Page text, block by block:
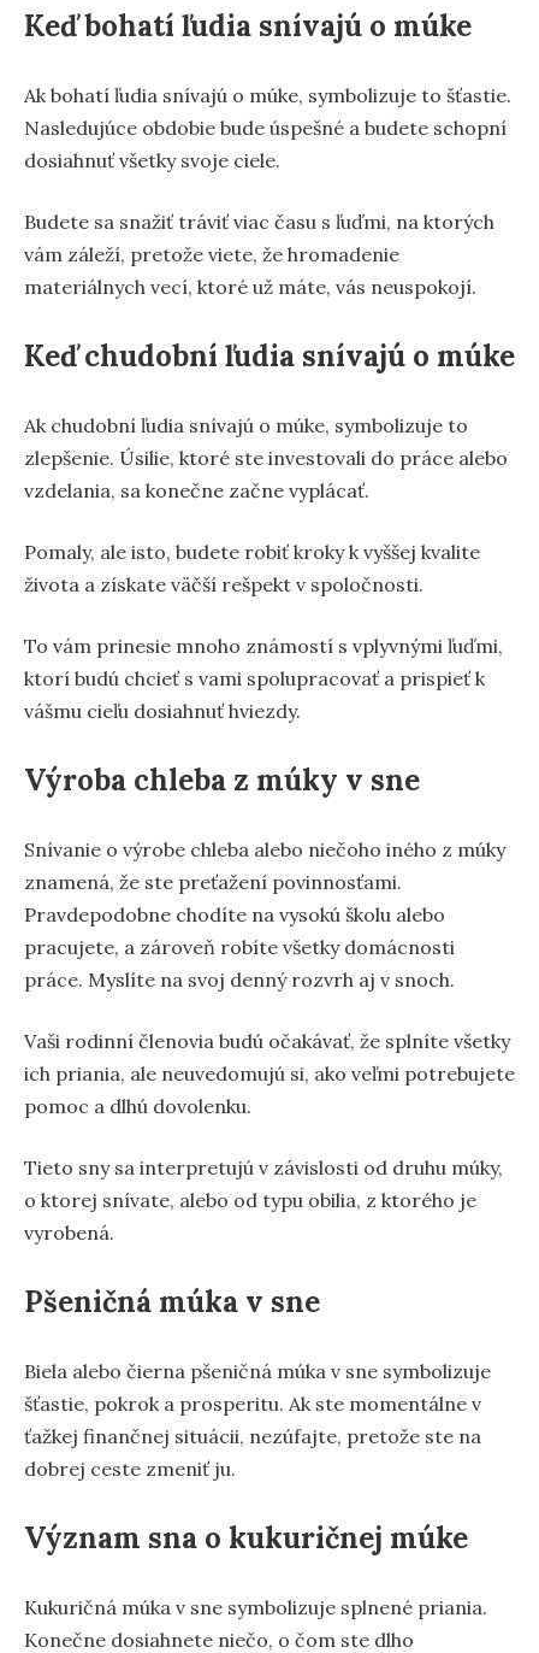
Keď bohatí ľudia snívajú o múke
Ak bohatí ľudia snívajú o múke, symbolizuje to šťastie.
Nasledujúce obdobie bude úspešné a budete schopní
dosiahnuť všetky svoje ciele.
Budete sa snažiť tráviť viac času s ľuďmi, na ktorých
vám záleží, pretože viete, že hromadenie
materiálnych vecí, ktoré už máte, vás neuspokojí.
Keď chudobní ľudia snívajú o múke
Ak chudobní ľudia snívajú o múke, symbolizuje to
zlepšenie. Úsilie, ktoré ste investovali do práce alebo
vzdelania, sa konečne začne vyplácať.
Pomaly, ale isto, budete robiť kroky k vyššej kvalite
života a získate väčší rešpekt v spoločnosti.
To vám prinesie mnoho známostí s vplyvnými ľuďmi,
ktorí budú chcieť s vami spolupracovať a prispieť k
vášmu cieľu dosiahnuť hviezdy.
Výroba chleba z múky v sne
Snívanie o výrobe chleba alebo niečoho iného z múky
znamená, že ste preťažení povinnosťami.
Pravdepodobne chodíte na vysokú školu alebo
pracujete, a zároveň robíte všetky domácnosti
práce. Myslíte na svoj denný rozvrh aj v snoch.
Vaši rodinní členovia budú očakávať, že splníte všetky
ich priania, ale neuvedomujú si, ako veľmi potrebujete
pomoc a dlhú dovolenku.
Tieto sny sa interpretujú v závislosti od druhu múky,
o ktorej snívate, alebo od typu obilia, z ktorého je
vyrobená.
Pšeničná múka v sne
Biela alebo čierna pšeničná múka v sne symbolizuje
šťastie, pokrok a prosperitu. Ak ste momentálne v
ťažkej finančnej situácii, nezúfajte, pretože ste na
dobrej ceste zmeniť ju.
Význam sna o kukuričnej múke
Kukuričná múka v sne symbolizuje splnené priania.
Konečne dosiahnete niečo, o čom ste dlho